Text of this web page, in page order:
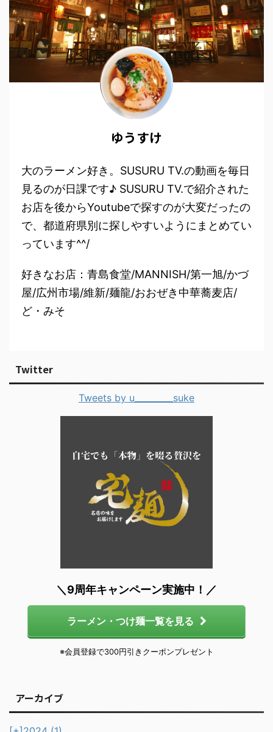
ゆうすけ
大のラーメン好き。SUSURU TV.の動画を毎日
見るのが日課です♪ SUSURU TV.で紹介された
お店を後からYoutubeで探すのが大変だったの
で、都道府県別に探しやすいようにまとめてい
っています^^/
好きなお店：青島食堂/MANNISH/第一旭/かづ
屋/広州市場/維新/麺龍/おおぜき中華蕎麦店/
ど・みそ
Twitter
Tweets by u_________suke
＼9周年キャンペーン実施中！／
ラーメン・つけ麺一覧を見る
※会員登録で300円引きクーポンプレゼント
アーカイブ